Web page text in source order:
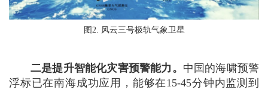
图2. 风云三号极轨气象卫星
二是提升智能化灾害预警能力。 中国的海啸预警
浮标已在南海成功应用，能够在15-45分钟内监测到